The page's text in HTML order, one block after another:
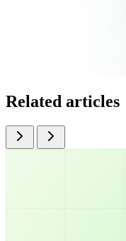
Related articles